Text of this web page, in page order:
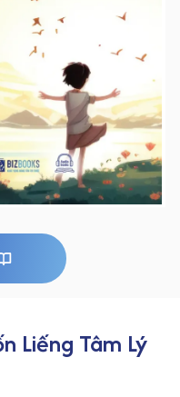
Liếng Tâm Lý